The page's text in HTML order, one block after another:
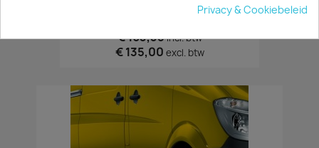
Deur-Raamroosters Sprinter 2006-2017
€ 163,35incl. btw
€ 135,00 excl. btw
Privacy & Cookiebeleid